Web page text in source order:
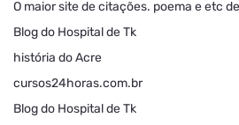
O maior site de citações. poema e etc
Blog do Hospital de Tk
história do Acre
cursos24horas.com.br
Blog do Hospital de Tk